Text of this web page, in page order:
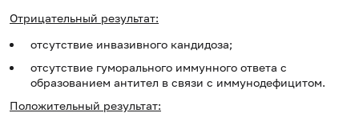
Отрицательный результат:
отсутствие инвазивного кандидоза;
отсутствие гуморального иммунного ответа с
образованием антител в связи с иммунодефицитом.
Положительный результат: